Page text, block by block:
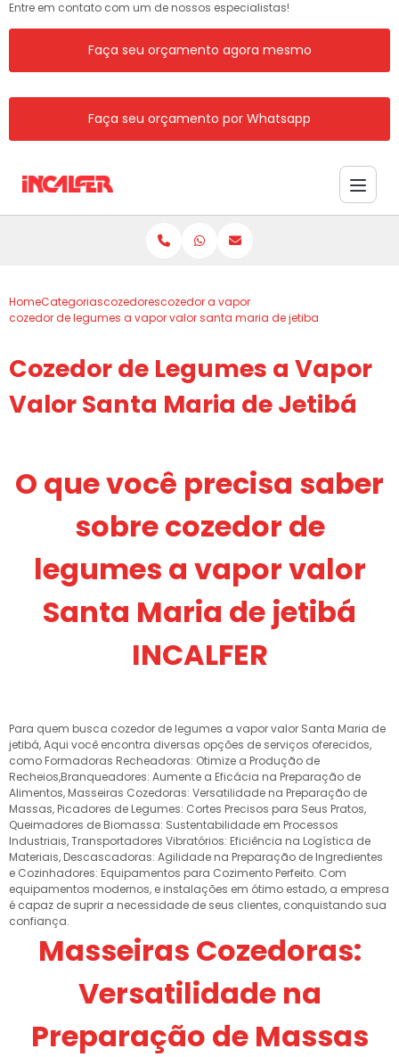
Entre em contato com um de nossos especialistas!
Faça seu orçamento agora mesmo
Faça seu orçamento por Whatsapp
HomeCategoriascozedorescozedor a vapor
cozedor de legumes a vapor valor santa maria de jetiba
Cozedor de Legumes a Vapor
Valor Santa Maria de Jetibá
O que você precisa saber
sobre cozedor de
legumes a vapor valor
Santa Maria de jetibá
INCALFER
Para quem busca cozedor de legumes a vapor valor Santa Maria de
jetibá, Aqui você encontra diversas opções de serviços oferecidos,
como Formadoras Recheadoras: Otimize a Produção de
Recheios,Branqueadores: Aumente a Eficácia na Preparação de
Alimentos, Masseiras Cozedoras: Versatilidade na Preparação de
Massas, Picadores de Legumes: Cortes Precisos para Seus Pratos,
Queimadores de Biomassa: Sustentabilidade em Processos
Industriais, Transportadores Vibratórios: Eficiência na Logística de
Materiais, Descascadoras: Agilidade na Preparação de Ingredientes
e Cozinhadores: Equipamentos para Cozimento Perfeito. Com
equipamentos modernos, e instalações em ótimo estado, a empresa
é capaz de suprir a necessidade de seus clientes, conquistando sua
confiança.
Masseiras Cozedoras:
Versatilidade na
Preparação de Massas